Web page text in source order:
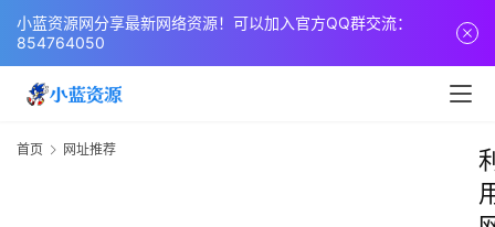
小蓝资源网分享最新网络资源！可以加入官方QQ群交流：
854764050
首页 网址推荐